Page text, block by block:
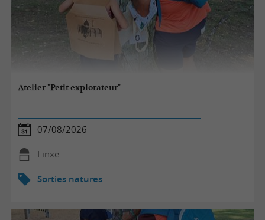
Atelier "Petit explorateur"
07/08/2026
Linxe
Sorties natures